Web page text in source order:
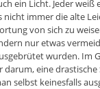
ein Licht. Jeder weiß
nicht immer die alte
von sich zu
nur etwas
wurden. Im
darum, eine drastische
selbst keinesfalls